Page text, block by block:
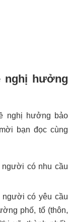
nghị hưởng
nghị hưởng bảo
bạn đọc cùng
có nhu cầu
có yêu cầu
phố, tổ (thôn,